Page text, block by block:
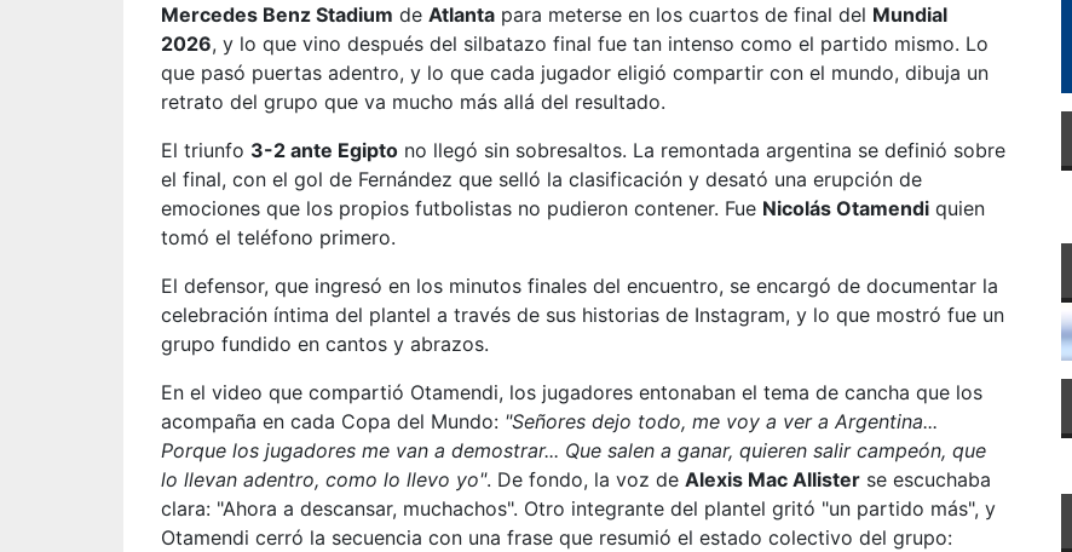
Mercedes Benz Stadium de Atlanta para meterse en los cuartos de final del Mundial
2026, y lo que vino después del silbatazo final fue tan intenso como el partido mismo. Lo
que pasó puertas adentro, y lo que cada jugador eligió compartir con el mundo, dibuja un
retrato del grupo que va mucho más allá del resultado.
El triunfo 3-2 ante Egipto no llegó sin sobresaltos. La remontada argentina se definió sobre
el final, con el gol de Fernández que selló la clasificación y desató una erupción de
emociones que los propios futbolistas no pudieron contener. Fue Nicolás Otamendi quien
tomó el teléfono primero.
El defensor, que ingresó en los minutos finales del encuentro, se encargó de documentar la
celebración íntima del plantel a través de sus historias de Instagram, y lo que mostró fue un
grupo fundido en cantos y abrazos.
En el video que compartió Otamendi, los jugadores entonaban el tema de cancha que los
acompaña en cada Copa del Mundo: "Señores dejo todo, me voy a ver a Argentina...
Porque los jugadores me van a demostrar... Que salen a ganar, quieren salir campeón, que
lo llevan adentro, como lo llevo yo". De fondo, la voz de Alexis Mac Allister se escuchaba
clara: "Ahora a descansar, muchachos". Otro integrante del plantel gritó "un partido más", y
Otamendi cerró la secuencia con una frase que resumió el estado colectivo del grupo: